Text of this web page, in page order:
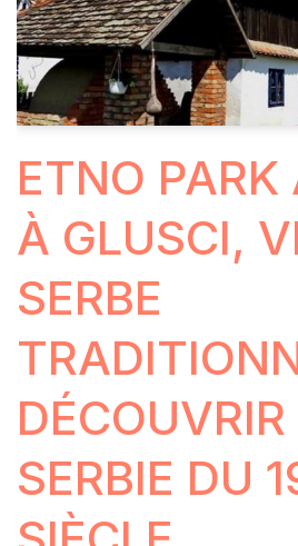
ETNO
À GLUSCI,
SERBE
SERBIE DU